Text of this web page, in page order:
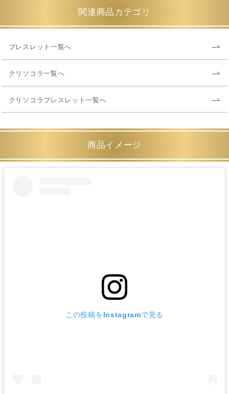
関連商品カテゴリ
ブレスレット一覧へ
クリソコラ一覧へ
クリソコラブレスレット一覧へ
商品イメージ
この投稿をInstagramで見る